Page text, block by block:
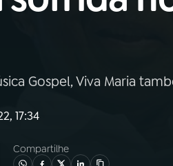
Gospel, Viva Maria
17:34
Compartilhe